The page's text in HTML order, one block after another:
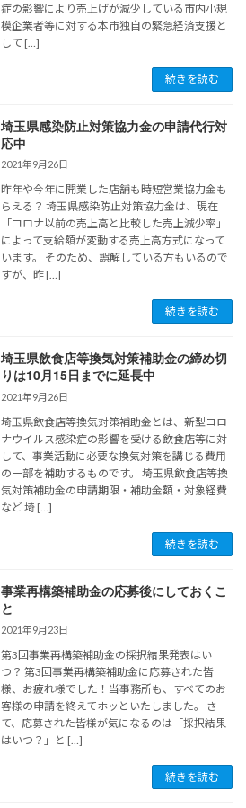
症の影響により売上げが減少している市内小規
模企業者等に対する本市独自の緊急経済支援と
して […]
続きを読む
埼玉県感染防止対策協力金の申請代行対
応中
2021年9月26日
昨年や今年に開業した店舗も時短営業協力金も
らえる？ 埼玉県感染防止対策協力金は、現在
「コロナ以前の売上高と比較した売上減少率」
によって支給額が変動する売上高方式になって
います。 そのため、誤解している方もいるので
すが、昨 […]
続きを読む
埼玉県飲食店等換気対策補助金の締め切
りは10月15日までに延長中
2021年9月26日
埼玉県飲食店等換気対策補助金とは、新型コロ
ナウイルス感染症の影響を受ける飲食店等に対
して、事業活動に必要な換気対策を講じる費用
の一部を補助するものです。 埼玉県飲食店等換
気対策補助金の申請期限・補助金額・対象経費
など 埼 […]
続きを読む
事業再構築補助金の応募後にしておくこ
と
2021年9月23日
第3回事業再構築補助金の採択結果発表はい
つ？ 第3回事業再構築補助金に応募された皆
様、お疲れ様でした！当事務所も、すべてのお
客様の申請を終えてホッといたしました。 さ
て、応募された皆様が気になるのは「採択結果
はいつ？」と […]
続きを読む